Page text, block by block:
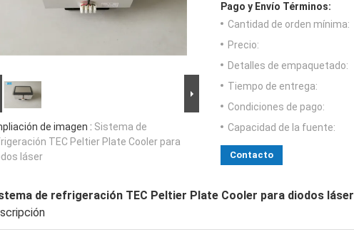
de imagen : Sistema de
TEC Peltier Plate Cooler para
láser
Pago y Envío Términos:
Cantidad de orden mínima:
Precio:
Detalles de empaquetado:
Tiempo de entrega:
Condiciones de pago:
Capacidad de la fuente:
Contacto
de refrigeración TEC Peltier Plate Cooler para diodos láser